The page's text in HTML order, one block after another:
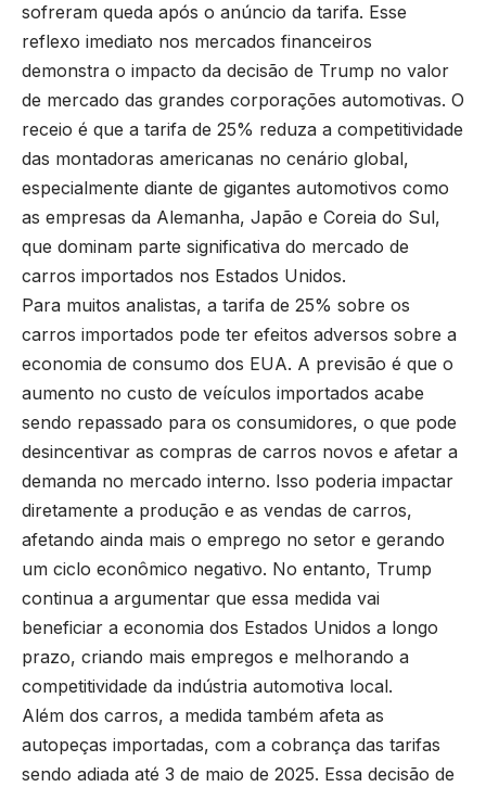
sofreram queda após o anúncio da tarifa. Esse
reflexo imediato nos mercados financeiros
demonstra o impacto da decisão de Trump no valor
de mercado das grandes corporações automotivas. O
receio é que a tarifa de 25% reduza a competitividade
das montadoras americanas no cenário global,
especialmente diante de gigantes automotivos como
as empresas da Alemanha, Japão e Coreia do Sul,
que dominam parte significativa do mercado de
carros importados nos Estados Unidos.
Para muitos analistas, a tarifa de 25% sobre os
carros importados pode ter efeitos adversos sobre a
economia de consumo dos EUA. A previsão é que o
aumento no custo de veículos importados acabe
sendo repassado para os consumidores, o que pode
desincentivar as compras de carros novos e afetar a
demanda no mercado interno. Isso poderia impactar
diretamente a produção e as vendas de carros,
afetando ainda mais o emprego no setor e gerando
um ciclo econômico negativo. No entanto, Trump
continua a argumentar que essa medida vai
beneficiar a economia dos Estados Unidos a longo
prazo, criando mais empregos e melhorando a
competitividade da indústria automotiva local.
Além dos carros, a medida também afeta as
autopeças importadas, com a cobrança das tarifas
sendo adiada até 3 de maio de 2025. Essa decisão de